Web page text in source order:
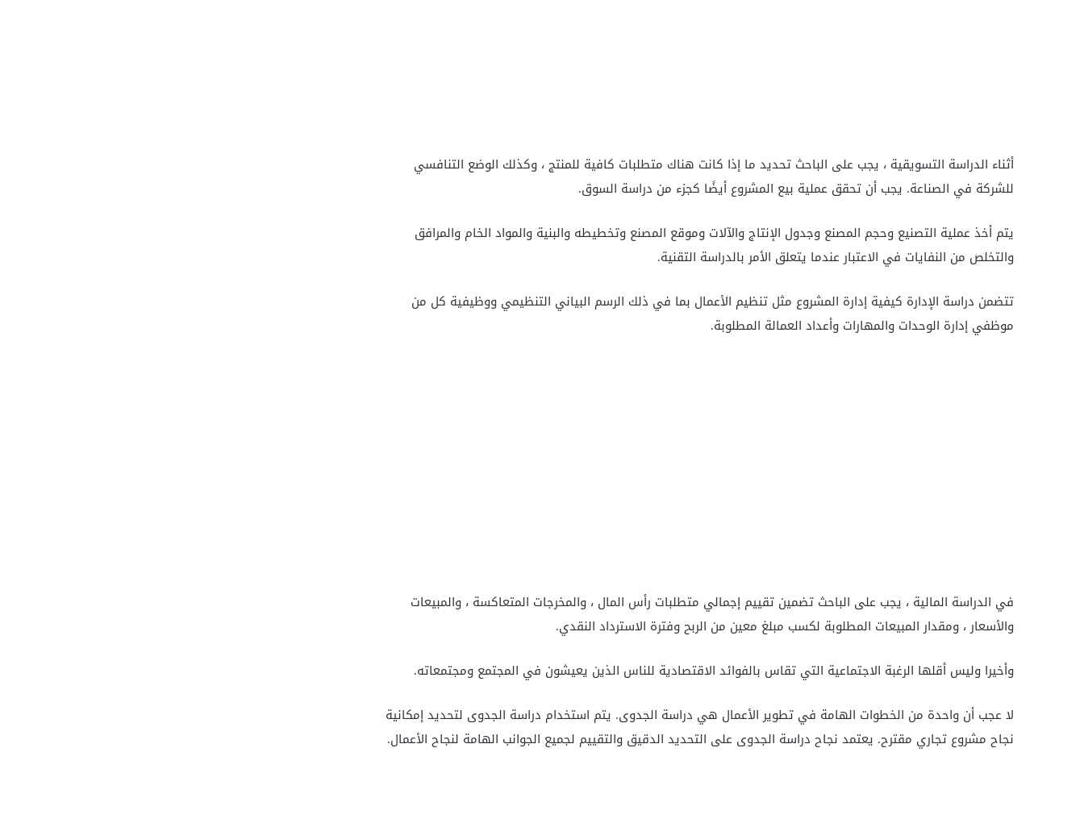
أثناء الدراسة التسويقية ، يجب على الباحث تحديد ما إذا كانت هناك متطلبات كافية للمنتج ، وكذلك الوضع التنافسي
للشركة في الصناعة. يجب أن تحقق عملية بيع المشروع أيضًا كجزء من دراسة السوق.
يتم أخذ عملية التصنيع وحجم المصنع وجدول الإنتاج والآلات وموقع المصنع وتخطيطه والبنية والمواد الخام والمرافق
والتخلص من النفايات في الاعتبار عندما يتعلق الأمر بالدراسة التقنية.
تتضمن دراسة الإدارة كيفية إدارة المشروع مثل تنظيم الأعمال بما في ذلك الرسم البياني التنظيمي ووظيفية كل من
موظفي إدارة الوحدات والمهارات وأعداد العمالة المطلوبة.
في الدراسة المالية ، يجب على الباحث تضمين تقييم إجمالي متطلبات رأس المال ، والمخرجات المتعاكسة ، والمبيعات
والأسعار ، ومقدار المبيعات المطلوبة لكسب مبلغ معين من الربح وفترة الاسترداد النقدي.
وأخيرا وليس أقلها الرغبة الاجتماعية التي تقاس بالفوائد الاقتصادية للناس الذين يعيشون في المجتمع ومجتمعاته.
لا عجب أن واحدة من الخطوات الهامة في تطوير الأعمال هي دراسة الجدوى. يتم استخدام دراسة الجدوى لتحديد إمكانية
نجاح مشروع تجاري مقترح. يعتمد نجاح دراسة الجدوى على التحديد الدقيق والتقييم لجميع الجوانب الهامة لنجاح الأعمال.